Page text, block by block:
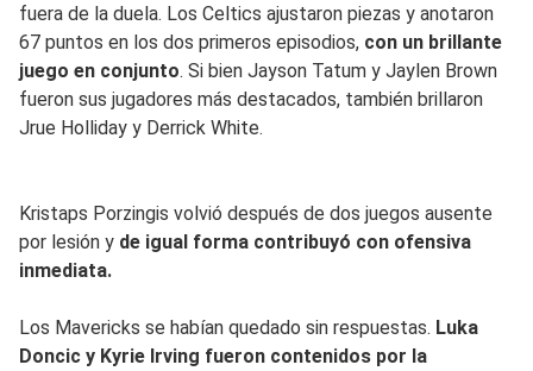
fuera de la duela. Los Celtics ajustaron piezas y anotaron
67 puntos en los dos primeros episodios, con un brillante
juego en conjunto. Si bien Jayson Tatum y Jaylen Brown
fueron sus jugadores más destacados, también brillaron
Jrue Holliday y Derrick White.
Kristaps Porzingis volvió después de dos juegos ausente
por lesión y de igual forma contribuyó con ofensiva
inmediata.
Los Mavericks se habían quedado sin respuestas. Luka
Doncic y Kyrie Irving fueron contenidos por la